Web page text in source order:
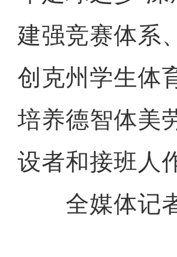
建强竞赛体系
创克州学生体
培养德智体美
设者和接班人
全媒体记者
520反诈情